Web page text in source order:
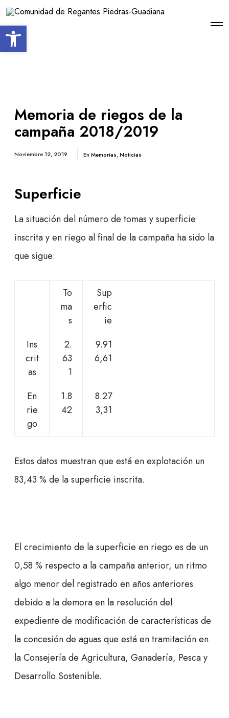
Memoria de riegos de la
campaña 2018/2019
Noviembre 12, 2019 En Memorias,Noticias
Superficie
La situación del número de tomas y superficie
inscrita y en riego al final de la campaña ha sido la
que sigue:
To
ma
s
Sup
erfic
ie
Ins
crit
as
2.
63
1
9.91
6,61
En
rie
go
1.8
42
8.27
3,31
Estos datos muestran que está en explotación un
83,43 % de la superficie inscrita.
El crecimiento de la superficie en riego es de un
0,58 % respecto a la campaña anterior, un ritmo
algo menor del registrado en años anteriores
debido a la demora en la resolución del
expediente de modificación de características de
la concesión de aguas que está en tramitación en
la Consejería de Agricultura, Ganadería, Pesca y
Desarrollo Sostenible.
Open toolbar